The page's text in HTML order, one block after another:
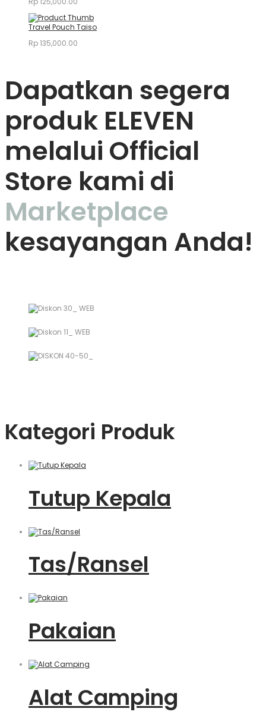
Travel Pouch Taiso
Rp135,000.00
Dapatkan segera
produk ELEVEN
melalui Official
Store kami di
Marketplace
kesayangan Anda!
Kategori Produk
Tutup Kepala
Tas/Ransel
Pakaian
Alat Camping